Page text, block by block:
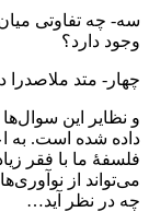
سه- چه تفاوتی
وجود دارد؟
چهار- متد ملاصدرا
و نظایر این
داده شده است. به
فلسفۀ ما با فقر
می‌تواند از
چه در نظر آید…